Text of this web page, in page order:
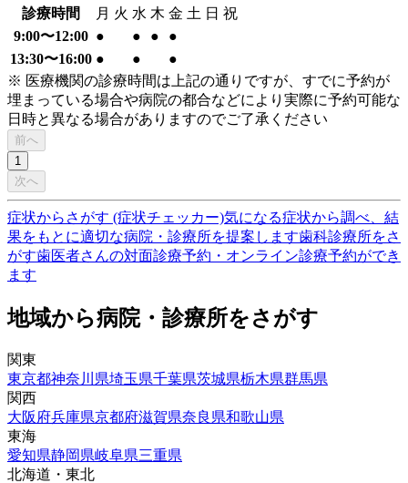
診療時間
月 火 水 木 金 土 日 祝
9:00〜12:00 ● ● ●
●
13:30〜16:00 ● ●
●
※ 医療機関の診療時間は上記の通りですが、すでに予約が
埋まっている場合や病院の都合などにより実際に予約可能な
日時と異なる場合がありますのでご了承ください
前へ
1
次へ
症状からさがす (症状チェッカー)気になる症状から調べ、結
果をもとに適切な病院・診療所を提案します歯科診療所をさ
がす歯医者さんの対面診療予約・オンライン診療予約ができ
ます
地域から病院・診療所をさがす
関東
東京都神奈川県埼玉県千葉県茨城県栃木県群馬県
関西
大阪府兵庫県京都府滋賀県奈良県和歌山県
東海
愛知県静岡県岐阜県三重県
北海道・東北